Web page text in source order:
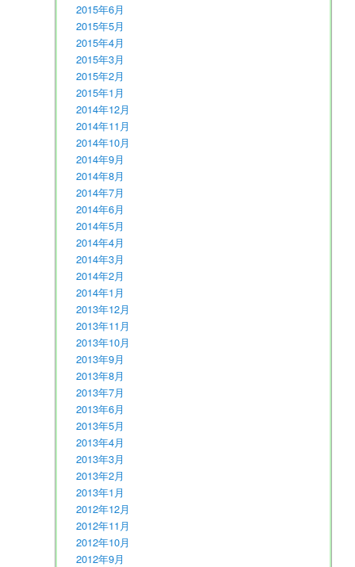
2015年6月
2015年5月
2015年4月
2015年3月
2015年2月
2015年1月
2014年12月
2014年11月
2014年10月
2014年9月
2014年8月
2014年7月
2014年6月
2014年5月
2014年4月
2014年3月
2014年2月
2014年1月
2013年12月
2013年11月
2013年10月
2013年9月
2013年8月
2013年7月
2013年6月
2013年5月
2013年4月
2013年3月
2013年2月
2013年1月
2012年12月
2012年11月
2012年10月
2012年9月